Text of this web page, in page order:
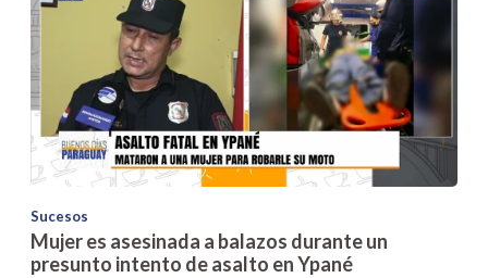
Sucesos
Mujer es asesinada a balazos durante un
presunto intento de asalto en Ypané